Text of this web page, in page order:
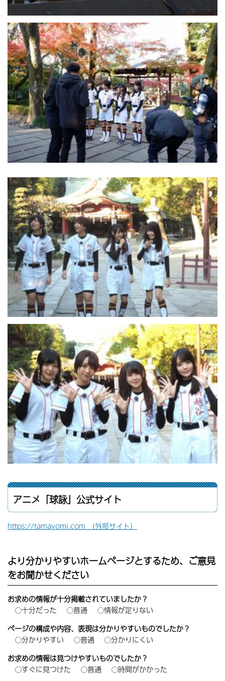
アニメ「球詠」公式サイト
https://tamayomi.com （外部サイト）
より分かりやすいホームページとするため、ご意見
をお聞かせください
お求めの情報が十分掲載されていましたか？
十分だった
普通
情報が足りない
ページの構成や内容、表現は分かりやすいものでしたか？
分かりやすい
普通
分かりにくい
お求めの情報は見つけやすいものでしたか？
すぐに見つけた
普通
時間がかかった